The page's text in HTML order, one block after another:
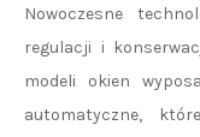
Nowoczesne
regulacji i
modeli okien
automatyczne,